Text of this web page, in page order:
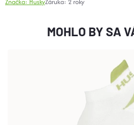
Značka: HuskyZáruka: 2 roky
MOHLO BY SA